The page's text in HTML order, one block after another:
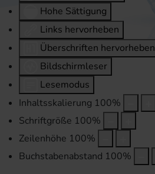
Hohe Sättigung
Links hervorheben
Überschriften hervorheben
Bildschirmleser
Lesemodus
Inhaltsskalierung 100%
Schriftgröße 100%
Zeilenhöhe 100%
Buchstabenabstand 100%